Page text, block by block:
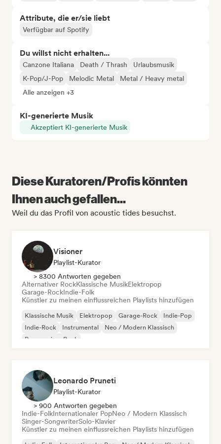
Attribute, die er/sie liebt
Verfügbar auf Spotify
Du willst nicht erhalten...
Canzone Italiana Death / Thrash
Urlaubsmusik
K-Pop/J-Pop
Melodic Metal
Metal / Heavy metal
Alle anzeigen +3
KI-generierte Musik
Akzeptiert KI-generierte Musik
Diese Kuratoren/Profis könnten
Ihnen auch gefallen...
Weil du das Profil von acoustic tides besuchst.
Visioner
Playlist-Kurator
> 8300 Antworten gegeben
Alternativer RockKlassische MusikElektropop
Garage-RockIndie-Folk
Künstler zu meinen einflussreichen Playlists hinzufügen
Klassische Musik Elektropop Garage-Rock
Indie-Pop
Indie-Rock
Instrumental
Neo / Modern Klassisch
Progressiver Rock
Leonardo Pruneti
Playlist-Kurator
> 900 Antworten gegeben
Indie-FolkInternationaler PopNeo / Modern Klassisch
Singer-SongwriterSolo-Klavier
Künstler zu meinen einflussreichen Playlists hinzufügen